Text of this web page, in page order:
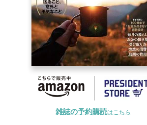
雑誌の予約購読はこちら